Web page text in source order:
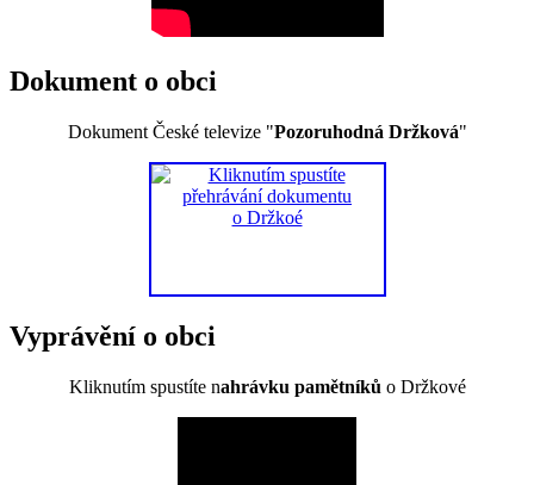
Dokument o obci
Dokument České televize "Pozoruhodná Držková"
Vyprávění o obci
Kliknutím spustíte nahrávku pamětníků o Držkové